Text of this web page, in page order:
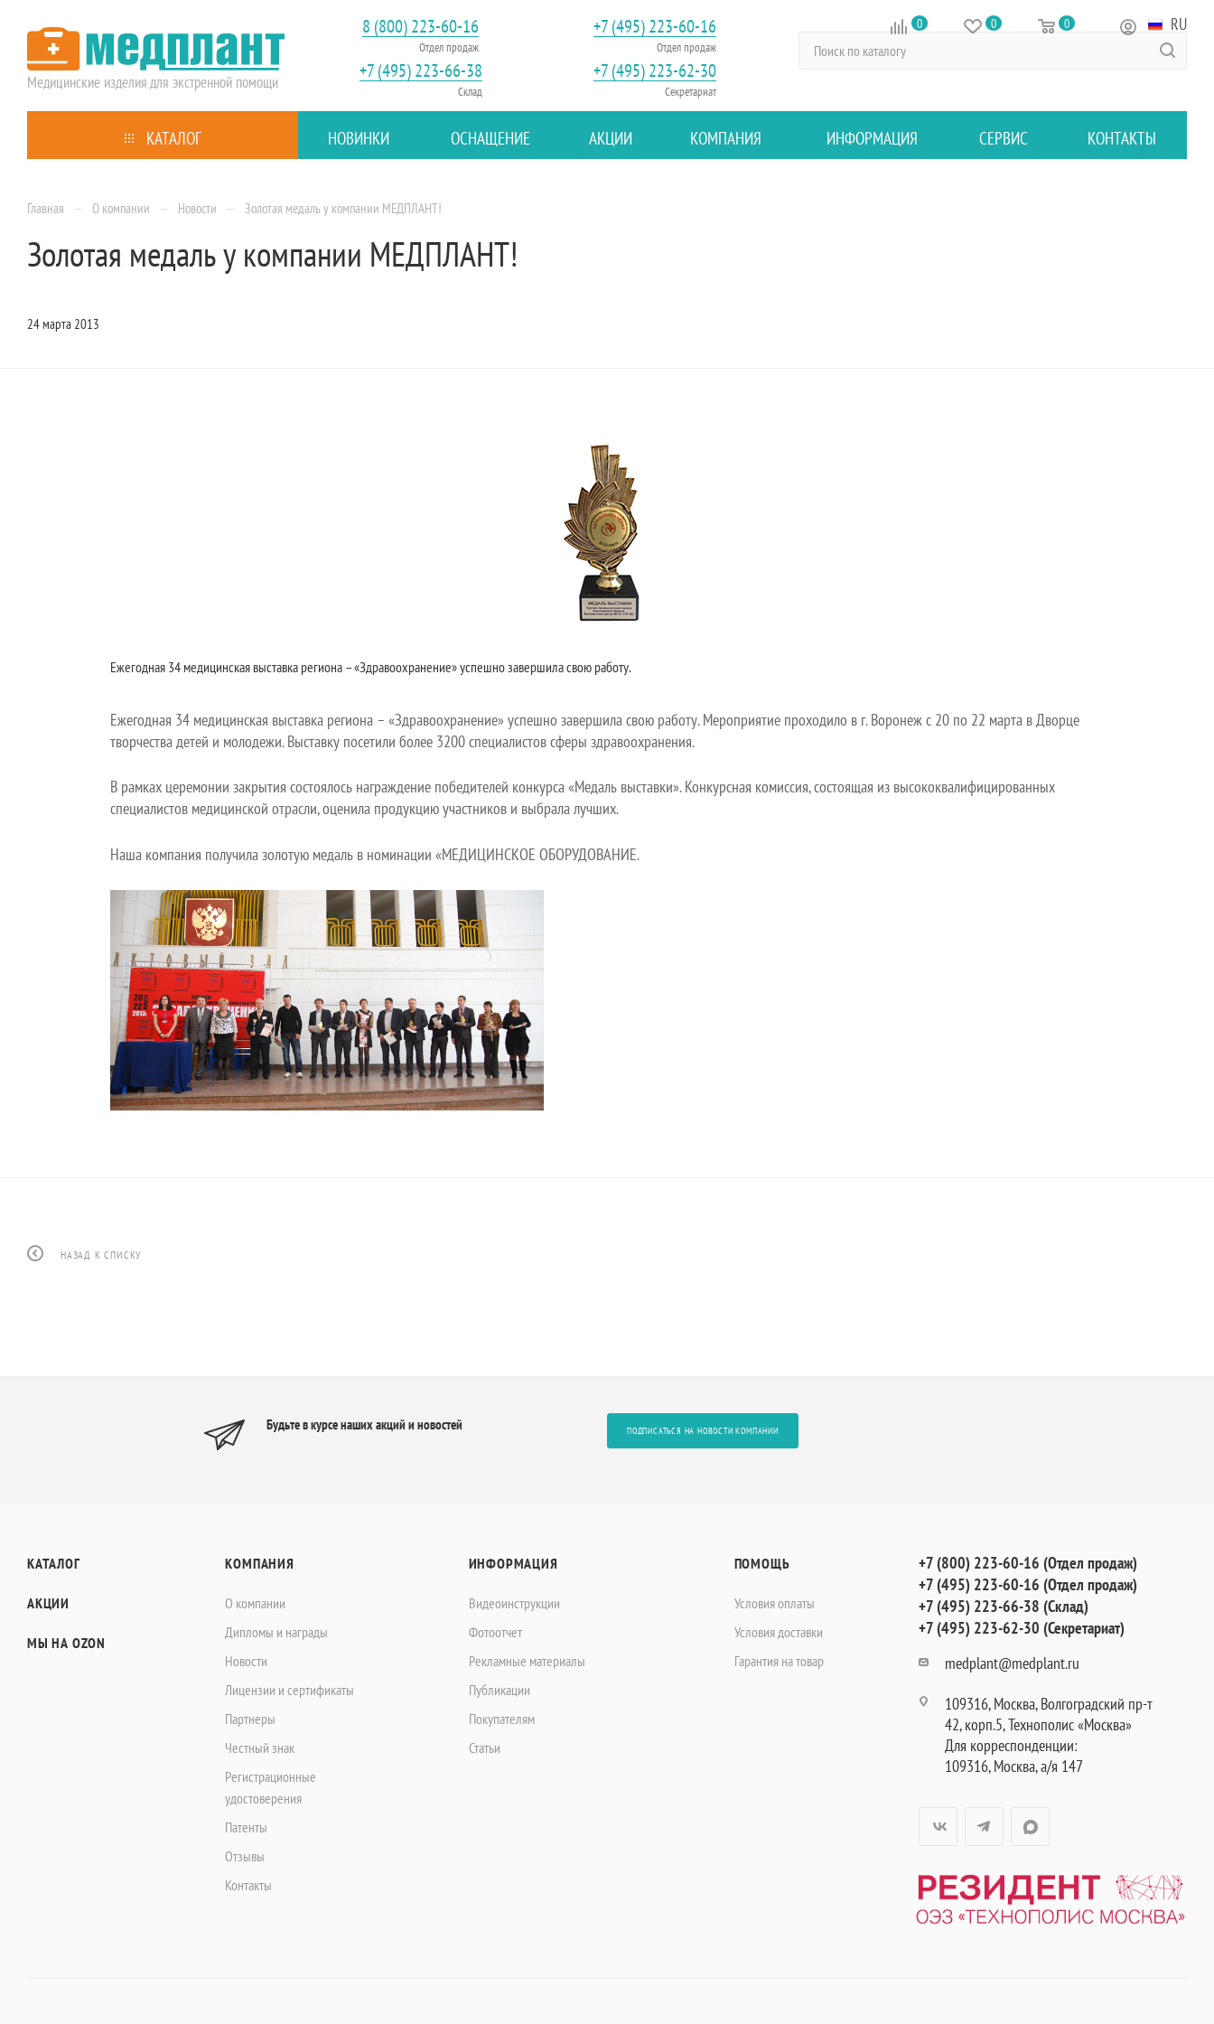
Медицинские изделиядля экстренной помощи
8 (800) 223-60-16
Отдел продаж
+7 (495) 223-60-16
Отдел продаж
+7 (495) 223-66-38
Склад
+7 (495) 223-62-30
Секретариат
0 0 0 RU
КАТАЛОГ НОВИНКИ ОСНАЩЕНИЕ АКЦИИ КОМПАНИЯ ИНФОРМАЦИЯ СЕРВИС КОНТАКТЫ
Главная — О компании — Новости — Золотая медаль у компании МЕДПЛАНТ!
Золотая медаль у компании МЕДПЛАНТ!
24 марта 2013
Ежегодная 34 медицинская выставка региона – «Здравоохранение» успешно завершила свою работу.
Ежегодная 34 медицинская выставка региона – «Здравоохранение» успешно завершила свою работу. Мероприятие проходило в г. Воронеж с 20 по 22 марта в Дворце
творчества детей и молодежи. Выставку посетили более 3200 специалистов сферы здравоохранения.
В рамках церемонии закрытия состоялось награждение победителей конкурса «Медаль выставки». Конкурсная комиссия, состоящая из высококвалифицированных
специалистов медицинской отрасли, оценила продукцию участников и выбрала лучших.
Наша компания получила золотую медаль в номинации «МЕДИЦИНСКОЕ ОБОРУДОВАНИЕ.
НАЗАД К СПИСКУ
Будьте в курсе наших акций и новостей ПОДПИСАТЬСЯ НА НОВОСТИ КОМПАНИИ
КАТАЛОГ
АКЦИИ
МЫ НА OZON
КОМПАНИЯ
О компании
Дипломы и награды
Новости
Лицензии и сертификаты
Партнеры
Честный знак
Регистрационные
удостоверения
Патенты
Отзывы
Контакты
ИНФОРМАЦИЯ
Видеоинструкции
Фотоотчет
Рекламные материалы
Публикации
Покупателям
Статьи
ПОМОЩЬ
Условия оплаты
Условия доставки
Гарантия на товар
+7 (800) 223-60-16 (Отдел продаж)
+7 (495) 223-60-16 (Отдел продаж)
+7 (495) 223-66-38 (Склад)
+7 (495) 223-62-30 (Секретариат)
medplant@medplant.ru
109316, Москва, Волгоградский пр-т
42, корп.5, Технополис «Москва»
Для корреспонденции:
109316, Москва, а/я 147